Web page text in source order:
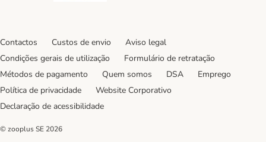
Contactos Custos de envio
Aviso legal
Condições gerais de utilização
Formulário de retratação
Métodos de pagamento
Quem somos DSA
Emprego
Política de privacidade
Website Corporativo
Declaração de acessibilidade
© zooplus SE 2026